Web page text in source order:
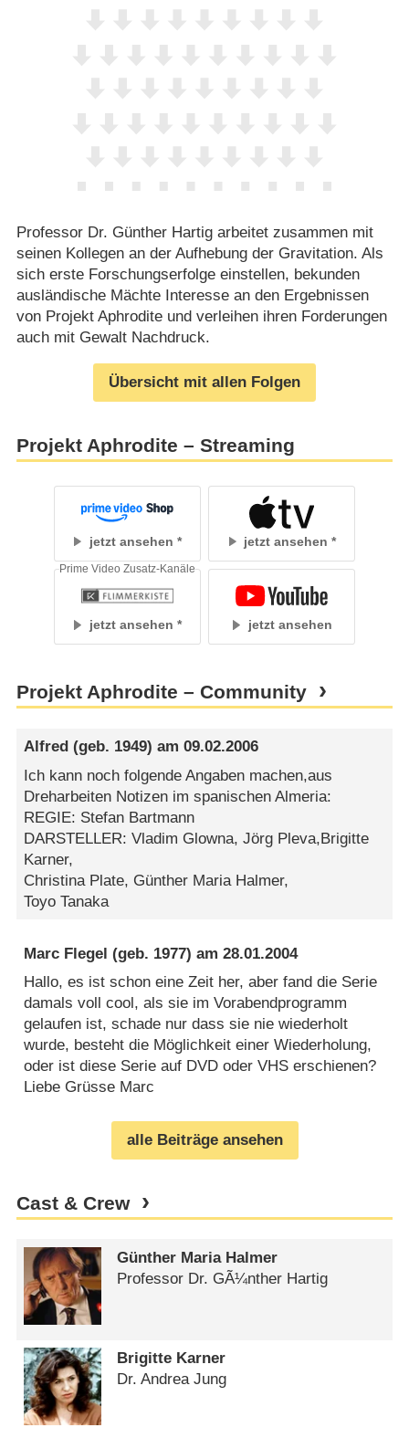
Professor Dr. Günther Hartig arbeitet zusammen mit
seinen Kollegen an der Aufhebung der Gravitation. Als
sich erste Forschungserfolge einstellen, bekunden
ausländische Mächte Interesse an den Ergebnissen
von Projekt Aphrodite und verleihen ihren Forderungen
auch mit Gewalt Nachdruck.
Übersicht mit allen Folgen
Projekt Aphrodite – Streaming
jetzt ansehen jetzt ansehen
jetzt ansehen
Prime Video Zusatz-Kanäle
jetzt ansehen
Projekt Aphrodite – Community
Alfred (geb. 1949) am09.02.2006
Ich kann noch folgende Angaben machen,aus
Dreharbeiten Notizen im spanischen Almeria:
REGIE: Stefan Bartmann
DARSTELLER: Vladim Glowna, Jörg Pleva,Brigitte
Karner,
Christina Plate, Günther Maria Halmer,
Toyo Tanaka
Marc Flegel (geb. 1977) am28.01.2004
Hallo, es ist schon eine Zeit her, aber fand die Serie
damals voll cool, als sie im Vorabendprogramm
gelaufen ist, schade nur dass sie nie wiederholt
wurde, besteht die Möglichkeit einer Wiederholung,
oder ist diese Serie auf DVD oder VHS erschienen?
Liebe Grüsse Marc
alle Beiträge ansehen
Cast & Crew
Günther Maria Halmer
Professor Dr. GÃ¼nther Hartig
Brigitte Karner
Dr. Andrea Jung